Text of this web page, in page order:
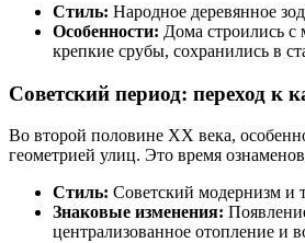
Стиль: Народное деревянное
Особенности: Дома строились
крепкие срубы, сохранились в
Советский период: переход к
Во второй половине XX века,
геометрией улиц. Это время
Стиль: Советский модернизм и
Знаковые изменения:
централизованное отопление и